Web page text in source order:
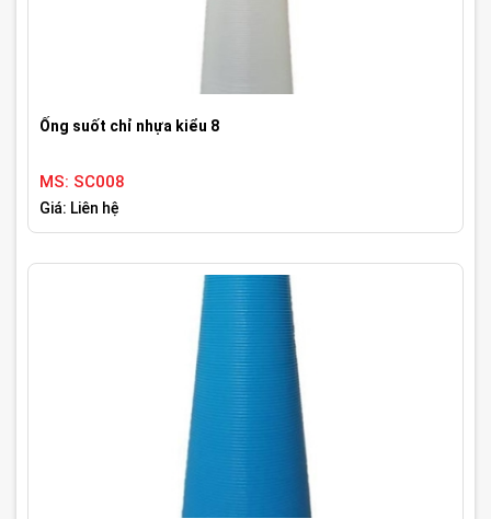
Ống suốt chỉ nhựa kiểu 8
MS: SC008
Giá: Liên hệ